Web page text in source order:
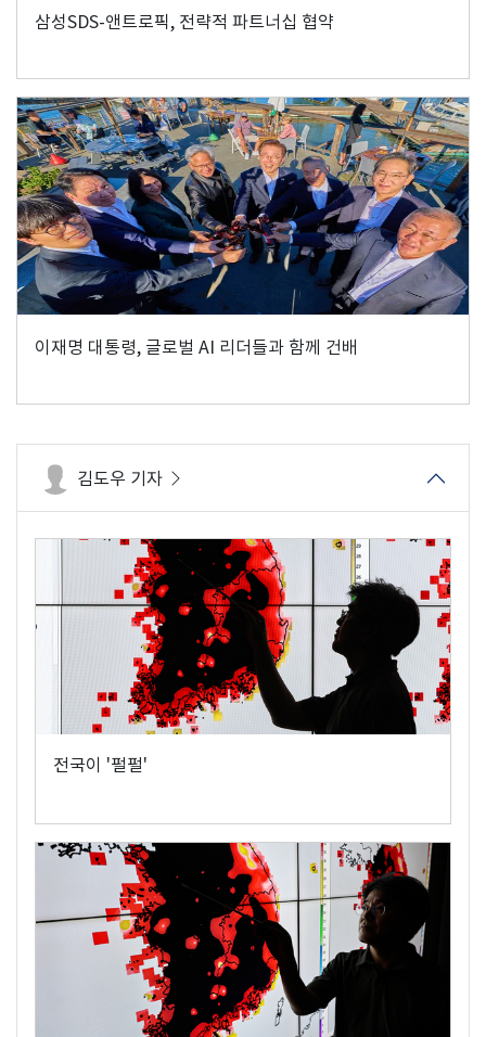
삼성SDS-앤트로픽, 전략적 파트너십 협약
이재명 대통령, 글로벌 AI 리더들과 함께 건배
김도우 기자
전국이 '펄펄'